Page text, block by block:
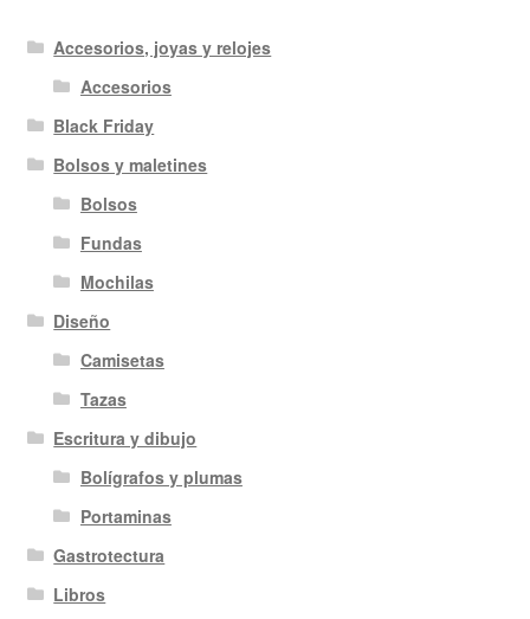
Accesorios, joyas y relojes
Accesorios
Black Friday
Bolsos y maletines
Bolsos
Fundas
Mochilas
Diseño
Camisetas
Tazas
Escritura y dibujo
Bolígrafos y plumas
Portaminas
Gastrotectura
Libros